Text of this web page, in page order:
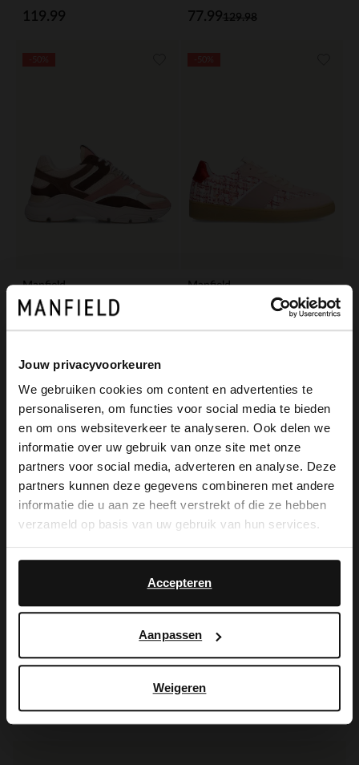
Jouw privacyvoorkeuren
We gebruiken cookies om content en advertenties te
personaliseren, om functies voor social media te bieden
en om ons websiteverkeer te analyseren. Ook delen we
informatie over uw gebruik van onze site met onze
partners voor social media, adverteren en analyse. Deze
partners kunnen deze gegevens combineren met andere
informatie die u aan ze heeft verstrekt of die ze hebben
verzameld op basis van uw gebruik van hun services.
Accepteren
Aanpassen
Weigeren
119.99 129.98
77.99
Manfield
Roze suède sneakers
150.00
75.00
Manfield
Roze bouclé sneakers
130.00
65.00
Roze leren sneakers Roze leren Pink Ribbon sneakers
60.00
PINK RIBBON
×
View this website in English?
It looks like your language isn't Dutch. Would
you like to switch to English?
English